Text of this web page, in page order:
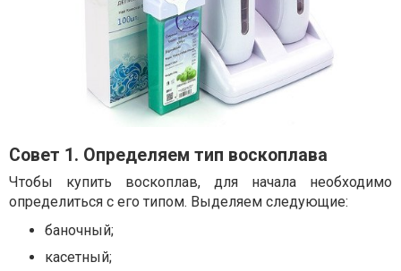
Совет 1. Определяем тип воскоплава
Чтобы купить воскоплав, для начала необходимо
определиться с его типом. Выделяем следующие:
баночный;
касетный;